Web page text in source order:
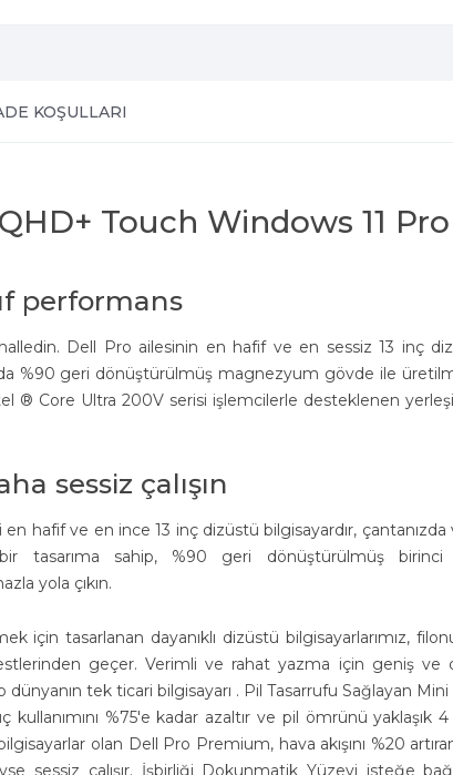
KOŞULLARI
Touch Windows 11 Pro
performans
Dell Pro ailesinin en hafif ve en sessiz 13 inç
%90 geri dönüştürülmüş magnezyum gövde ile
® Core Ultra 200V serisi işlemcilerle desteklenen
sessiz çalışın
hafif ve en ince 13 inç dizüstü bilgisayardır, çantanızda
tasarıma sahip, %90 geri dönüştürülmüş birinci
yola çıkın.
için tasarlanan dayanıklı dizüstü bilgisayarlarımız,
geçer. Verimli ve rahat yazma için geniş ve
tek ticari bilgisayarı . Pil Tasarrufu Sağlayan
kullanımını %75'e kadar azaltır ve pil ömrünü yaklaşık
olan Dell Pro Premium, hava akışını %20
sessiz çalışır. İşbirliği Dokunmatik Yüzeyi isteğe